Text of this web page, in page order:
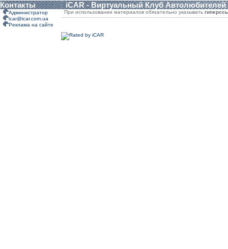
Контакты iCAR - Виртуальный Клуб Автолюбителей
Администратор
icar@icar.com.ua
Реклама на сайте
При использовании материалов обязательно указывать